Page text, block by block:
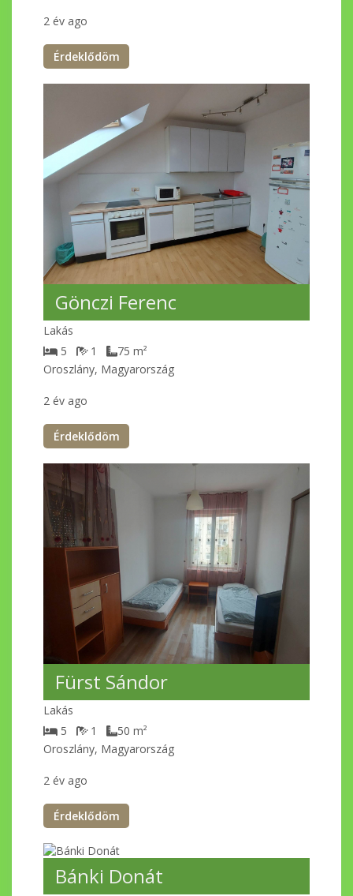
2 év ago
Érdeklődöm
Lakás
Gönczi Ferenc
Oroszlány, Magyarország
5 1 75 m²
2 év ago
Érdeklődöm
Lakás
Fürst Sándor
Oroszlány, Magyarország
5 1 50 m²
2 év ago
Érdeklődöm
Bánki Donát